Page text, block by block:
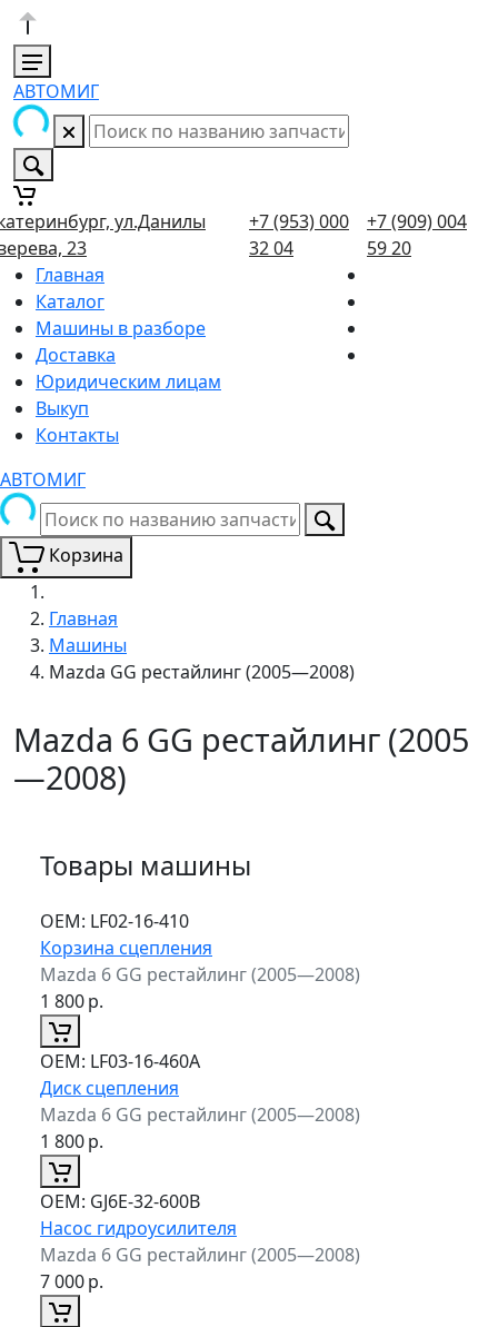
АВТОМИГ
ул.Данилы
23
+7 (953) 000
32 04
+7 (909) 004
59 20
Главная
Каталог
Машины в разборе
Доставка
Юридическим лицам
Выкуп
Контакты
АВТОМИГ
Корзина
Главная
Машины
Mazda GG рестайлинг (2005—2008)
Mazda 6 GG рестайлинг (2005
—2008)
Товары машины
ОЕМ: LF02-16-410
Корзина сцепления
Mazda 6 GG рестайлинг (2005—2008)
1 800р.
ОЕМ: LF03-16-460A
Диск сцепления
Mazda 6 GG рестайлинг (2005—2008)
1 800р.
ОЕМ: GJ6E-32-600B
Насос гидроусилителя
Mazda 6 GG рестайлинг (2005—2008)
7 000р.